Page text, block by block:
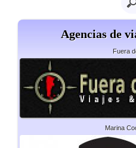
Agencias de
Fuera
Marina